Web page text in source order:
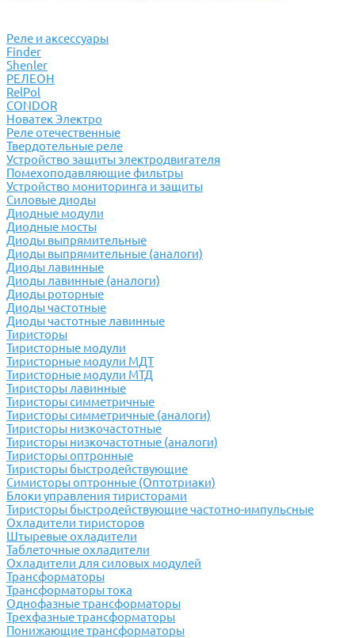
Реле и аксессуары
Finder
Shenler
РЕЛЕОН
RelPol
CONDOR
Новатек Электро
Реле отечественные
Твердотельные реле
Устройство защиты электродвигателя
Помехоподавляющие фильтры
Устройство мониторинга и защиты
Силовые диоды
Диодные модули
Диодные мосты
Диоды выпрямительные
Диоды выпрямительные (аналоги)
Диоды лавинные
Диоды лавинные (аналоги)
Диоды роторные
Диоды частотные
Диоды частотные лавинные
Тиристоры
Тиристорные модули
Тиристорные модули МДТ
Тиристорные модули МТД
Тиристоры лавинные
Тиристоры симметричные
Тиристоры симметричные (аналоги)
Тиристоры низкочастотные
Тиристоры низкочастотные (аналоги)
Тиристоры оптронные
Тиристоры быстродействующие
Симисторы оптронные (Оптотриаки)
Блоки управления тиристорами
Тиристоры быстродействующие частотно-импульсные
Охладители тиристоров
Штыревые охладители
Таблеточные охладители
Охладители для силовых модулей
Трансформаторы
Трансформаторы тока
Однофазные трансформаторы
Трехфазные трансформаторы
Понижающие трансформаторы